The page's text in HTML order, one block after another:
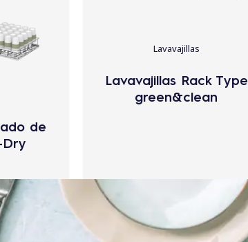
de
Lavavajillas
Lavavajillas Rack Type
green&clean